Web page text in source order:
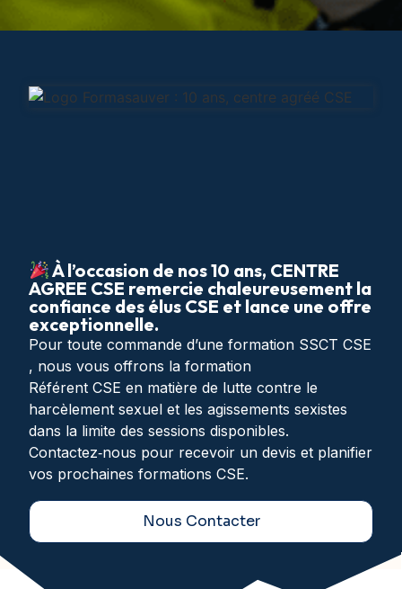
À l’occasion de nos 10 ans, CENTRE
AGREE CSE remercie chaleureusement la
confiance des élus CSE et lance une offre
exceptionnelle.
Pour toute commande d’une formation SSCT CSE
, nous vous offrons la formation
Référent CSE en matière de lutte contre le
harcèlement sexuel et les agissements sexistes
dans la limite des sessions disponibles.
Contactez‑nous pour recevoir un devis et planifier
vos prochaines formations CSE.
Nous Contacter